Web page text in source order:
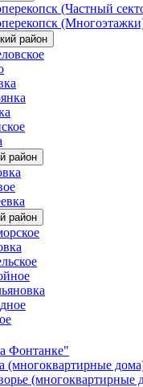
(Частный
район
район
район
Фонтанке"
(многоквартирные
(многоквартирные